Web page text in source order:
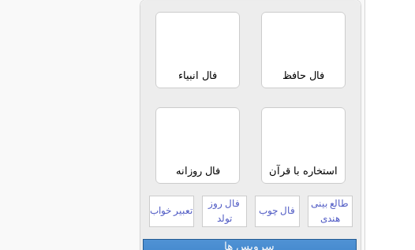
فال حافظ فال انبیاء
استخاره با قرآن فال روزانه
طالع بینی
هندی
فال چوب
فال روز
تولد
تعبیر خواب
سرویس ها